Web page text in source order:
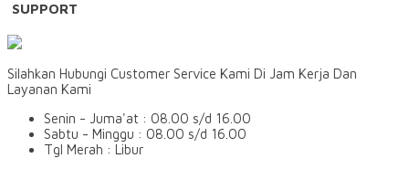
SUPPORT
Silahkan Hubungi Customer Service Kami Di Jam Kerja Dan
Layanan Kami
Senin - Juma'at : 08.00 s/d 16.00
Sabtu - Minggu : 08.00 s/d 16.00
Tgl Merah : Libur